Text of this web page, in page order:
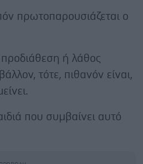
πρωτοπαρουσιάζεται ο
ή λάθος
τότε, πιθανόν είναι,
που συμβαίνει αυτό